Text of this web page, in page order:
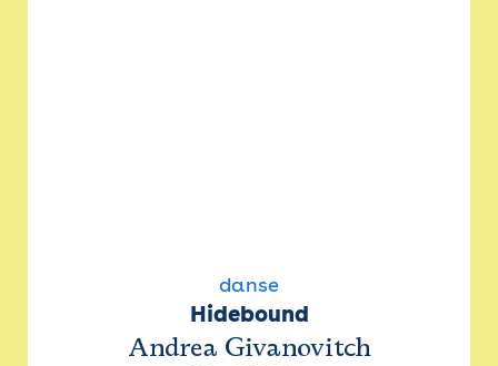
danse
Hidebound
Andrea Givanovitch